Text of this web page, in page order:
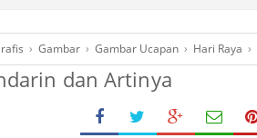
› Gambar › Gambar Ucapan › Hari Raya ›
dan Artinya